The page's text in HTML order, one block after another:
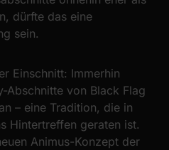
dürfte das eine
sein.
Einschnitt: Immerhin
Abschnitte von Black Flag
– eine Tradition, die in
Hintertreffen geraten ist.
Animus-Konzept der